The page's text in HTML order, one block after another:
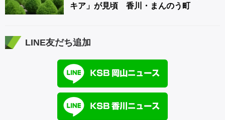
キア」が見頃 香川・まんのう町
LINE友だち追加